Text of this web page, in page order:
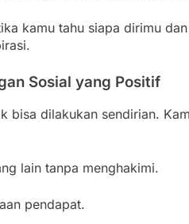
kamu tahu siapa dirimu
Sosial yang Positif
bisa dilakukan sendirian.
lain tanpa menghakimi.
pendapat.